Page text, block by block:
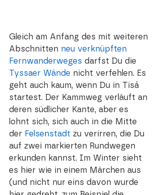
Gleich am Anfang des mit weiteren
Abschnitten neu verknüpften
Fernwanderweges darfst Du die
Tyssaer Wände nicht verfehlen. Es
geht auch kaum, wenn Du in Tisá
startest. Der Kammweg verläuft an
deren südlicher Kante, aber es
lohnt sich, sich auch in die Mitte
der Felsenstadt zu verirren, die Du
auf zwei markierten Rundwegen
erkunden kannst. Im Winter sieht
es hier wie in einem Märchen aus
(und nicht nur eins davon wurde